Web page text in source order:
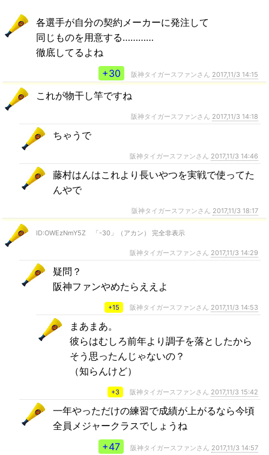
各選手が自分の契約メーカーに発注して
同じものを用意する…………
徹底してるよね
+30
阪神タイガースファンさん 2017,11/3 14:15
これが物干し竿ですね
阪神タイガースファンさん 2017,11/3 14:18
ちゃうで
阪神タイガースファンさん 2017,11/3 14:46
藤村はんはこれより長いやつを実戦で使ってた
んやで
阪神タイガースファンさん 2017,11/3 18:17
ID:OWEzNmY5Z 「-30」（アカン） 完全非表示
阪神タイガースファンさん 2017,11/3 14:29
疑問？
阪神ファンやめたらええよ
+15 阪神タイガースファンさん 2017,11/3 14:53
まあまあ。
彼らはむしろ前年より調子を落としたから
そう思ったんじゃないの？
（知らんけど）
+3 阪神タイガースファンさん 2017,11/3 15:42
一年やっただけの練習で成績が上がるなら今頃
全員メジャークラスでしょうね
+47
阪神タイガースファンさん 2017,11/3 14:57